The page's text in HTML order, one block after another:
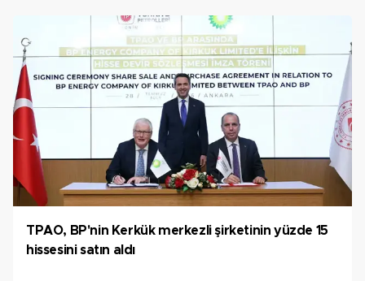
TPAO, BP'nin Kerkük merkezli şirketinin yüzde 15
hissesini satın aldı